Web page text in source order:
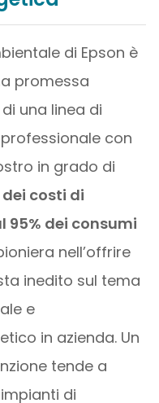
di Epson è
promessa
una linea di
con
in grado di
costi di
95% dei consumi
nell’offrire
inedito sul tema
e
in azienda. Un
tende a
di